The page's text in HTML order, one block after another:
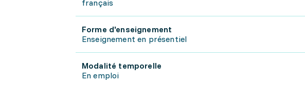
français
Forme d'enseignement
Enseignement en présentiel
Modalité temporelle
En emploi